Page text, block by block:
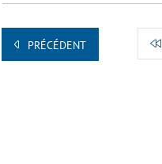
PRÉCÉDENT